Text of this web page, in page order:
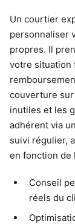
Un courtier
personnaliser
propres. Il
votre situation
couverture
inutiles et les
adhérent via
suivi régulier,
en fonction de
Conseil
réels du